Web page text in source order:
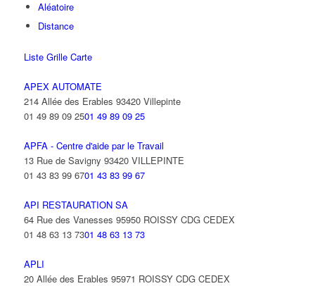
Aléatoire
Distance
Liste Grille Carte
APEX AUTOMATE
214 Allée des Erables 93420 Villepinte
01 49 89 09 2501 49 89 09 25
APFA - Centre d'aide par le Travail
13 Rue de Savigny 93420 VILLEPINTE
01 43 83 99 6701 43 83 99 67
API RESTAURATION SA
64 Rue des Vanesses 95950 ROISSY CDG CEDEX
01 48 63 13 7301 48 63 13 73
APLI
20 Allée des Erables 95971 ROISSY CDG CEDEX